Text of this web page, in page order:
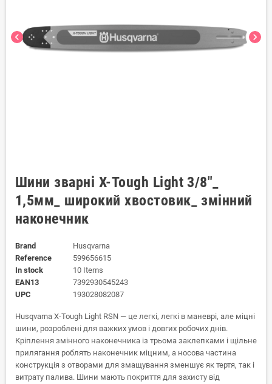
chevron_left chevron_right
Шини зварні X-Tough Light 3/8"_
1,5мм_ широкий хвостовик_ змінний
наконечник
Brand
Husqvarna
Reference
599656615
In stock
10 Items
EAN13
7392930545243
UPC
193028082087
Husqvarna X-Tough Light RSN — це легкі, легкі в маневрі, але міцні
шини, розроблені для важких умов і довгих робочих днів.
Кріплення змінного наконечника із трьома заклепками і щільне
прилягання роблять наконечник міцним, а носова частина
конструкція з отворами для змащування зменшує як тертя, так і
витрату палива. Шини мають покриття для захисту від